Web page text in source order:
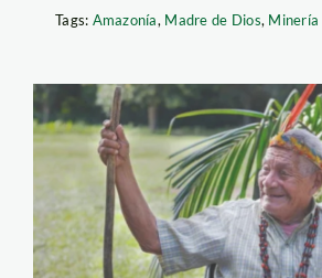
Tags: Amazonía, Madre de Dios, Minería
antonio sueyo –
sontone –
sueyo